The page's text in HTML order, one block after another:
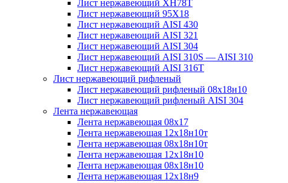
Лист нержавеющий ХН78Т
Лист нержавеющий 95Х18
Лист нержавеющий AISI 430
Лист нержавеющий AISI 321
Лист нержавеющий AISI 304
Лист нержавеющий AISI 310S — AISI 310
Лист нержавеющий AISI 316T
Лист нержавеющий рифленый
Лист нержавеющий рифленый 08х18н10
Лист нержавеющий рифленый AISI 304
Лента нержавеющая
Лента нержавеющая 08х17
Лента нержавеющая 12х18н10т
Лента нержавеющая 08х18н10т
Лента нержавеющая 12х18н10
Лента нержавеющая 08х18н10
Лента нержавеющая 12х18н9